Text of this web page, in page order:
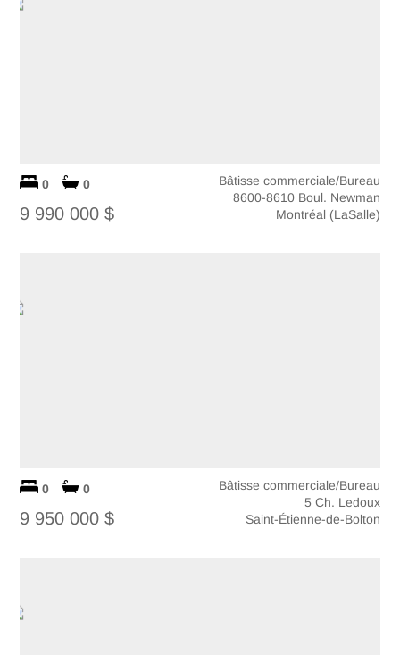
0 0
9 990 000 $
Bâtisse commerciale/Bureau
8600-8610 Boul. Newman
Montréal (LaSalle)
0 0
9 950 000 $
Bâtisse commerciale/Bureau
5 Ch. Ledoux
Saint-Étienne-de-Bolton